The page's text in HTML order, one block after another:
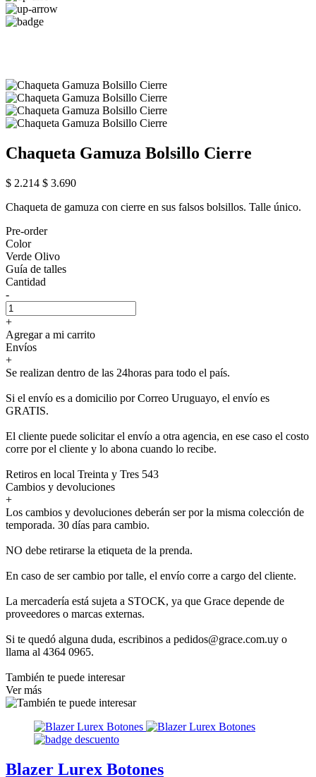
Chaqueta Gamuza Bolsillo Cierre
$ 2.214 $ 3.690
Chaqueta de gamuza con cierre en sus falsos bolsillos. Talle único.
Pre-order
Color
Verde Olivo
Guía de talles
Cantidad
-
+
Agregar a mi carrito
Envíos
+
Se realizan dentro de las 24horas para todo el país.
Si el envío es a domicilio por Correo Uruguayo, el envío es
GRATIS.
El cliente puede solicitar el envío a otra agencia, en ese caso el costo
corre por el cliente y lo abona cuando lo recibe.
Retiros en local Treinta y Tres 543
Cambios y devoluciones
+
Los cambios y devoluciones deberán ser por la misma colección de
temporada. 30 días para cambio.
NO debe retirarse la etiqueta de la prenda.
En caso de ser cambio por talle, el envío corre a cargo del cliente.
La mercadería está sujeta a STOCK, ya que Grace depende de
proveedores o marcas externas.
Si te quedó alguna duda, escribinos a pedidos@grace.com.uy o
llama al 4364 0965.
También te puede interesar
Ver más
Blazer Lurex Botones